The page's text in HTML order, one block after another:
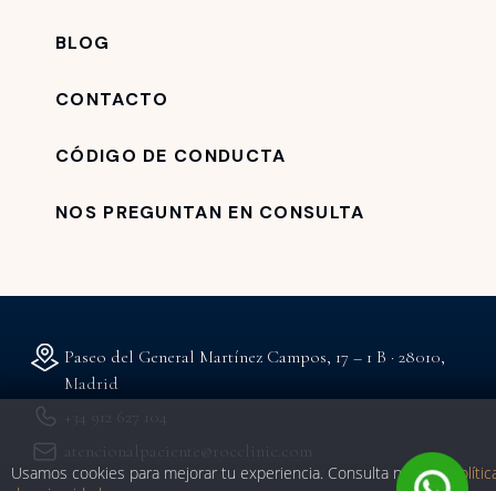
Usamos cookies para mejorar tu experiencia. Consulta nuestra
BLOG
CONTACTO
CÓDIGO DE CONDUCTA
NOS PREGUNTAN EN CONSULTA
Paseo del General Martínez Campos, 17 – 1 B · 28010,
Madrid
+34 912 627 104
atencionalpaciente@rocclinic.com